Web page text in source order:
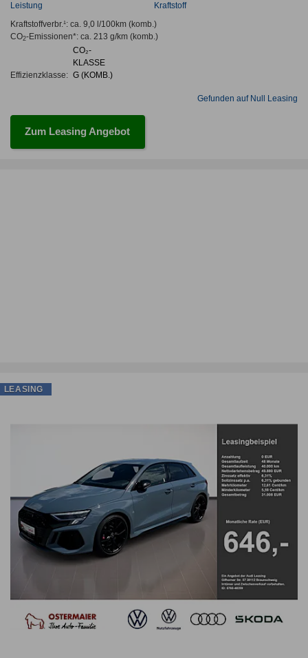
Leistung
Kraftstoff
Kraftstoffverbr.¹: ca. 9,0 l/100km(komb.)
CO2-Emissionen*: ca. 213 g/km(komb.)
Effizienzklasse:
CO₂-
KLASSE
G (KOMB.)
Gefunden auf Null Leasing
Zum Leasing Angebot
LEASING